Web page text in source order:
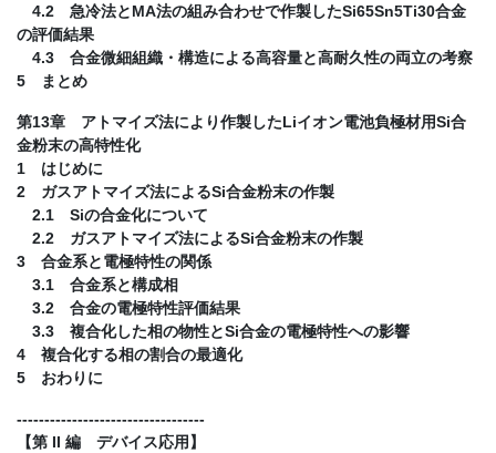
4.2 急冷法とMA法の組み合わせで作製したSi65Sn5Ti30合金
の評価結果
4.3 合金微細組織・構造による高容量と高耐久性の両立の考察
5 まとめ
第13章 アトマイズ法により作製したLiイオン電池負極材用Si合
金粉末の高特性化
1 はじめに
2 ガスアトマイズ法によるSi合金粉末の作製
2.1 Siの合金化について
2.2 ガスアトマイズ法によるSi合金粉末の作製
3 合金系と電極特性の関係
3.1 合金系と構成相
3.2 合金の電極特性評価結果
3.3 複合化した相の物性とSi合金の電極特性への影響
4 複合化する相の割合の最適化
5 おわりに
----------------------------------
【第 II 編 デバイス応用】